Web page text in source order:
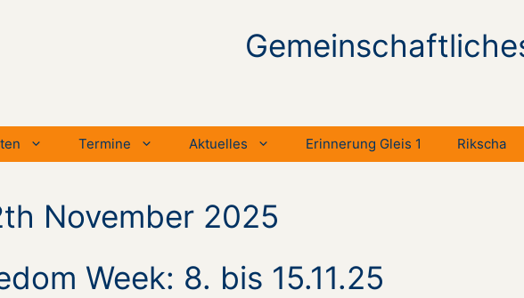
Termine Aktuelles Erinnerung Gleis 1 Rikscha
November 2025
Week: 8. bis 15.11.25